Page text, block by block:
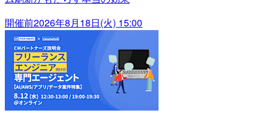
開催前2026年8月18日(火) 15:00